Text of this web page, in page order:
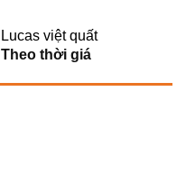
Lucas việt quất
Theo thời giá